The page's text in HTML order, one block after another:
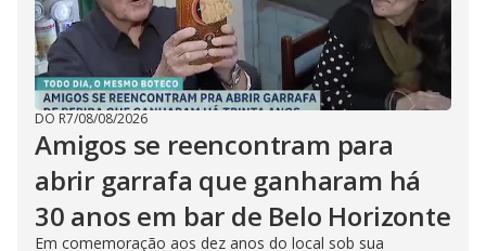
DO R7/08/08/2026
Amigos se reencontram para
abrir garrafa que ganharam há
30 anos em bar de Belo Horizonte
Em comemoração aos dez anos do local sob sua